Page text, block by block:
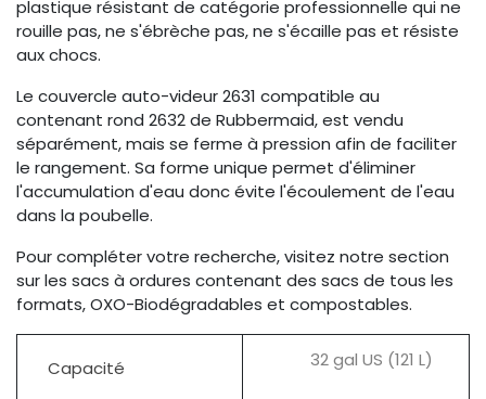
plastique résistant de catégorie professionnelle qui ne
rouille pas, ne s'ébrèche pas, ne s'écaille pas et résiste
aux chocs.
Le couvercle auto-videur 2631 compatible au
contenant rond 2632 de Rubbermaid, est vendu
séparément, mais se ferme à pression afin de faciliter
le rangement. Sa forme unique permet d'éliminer
l'accumulation d'eau donc évite l'écoulement de l'eau
dans la poubelle.
Pour compléter votre recherche, visitez notre section
sur les sacs à ordures contenant des sacs de tous les
formats, OXO-Biodégradables et compostables.
Capacité 32 gal US (121 L)